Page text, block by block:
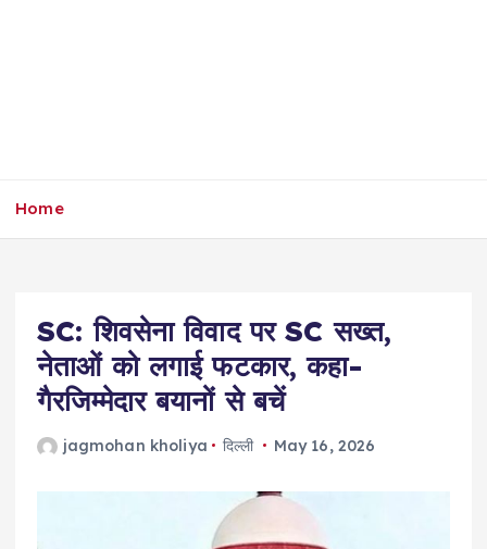
Home
SC: शिवसेना विवाद पर SC सख्त,
नेताओं को लगाई फटकार, कहा-
गैरजिम्मेदार बयानों से बचें
jagmohan kholiya दिल्ली May 16, 2026